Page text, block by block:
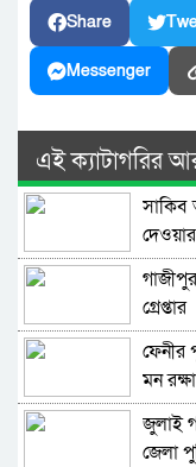
Share
Messenger
এই ক্যাটাগরির
সাকিব
গ্রেপ্তার
ফেনীর
মন
জুলাই
জেলা